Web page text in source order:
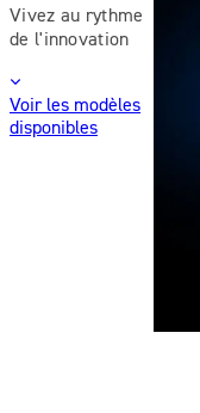
Vivez au rythme
de l'innovation
Voir les modèles
disponibles